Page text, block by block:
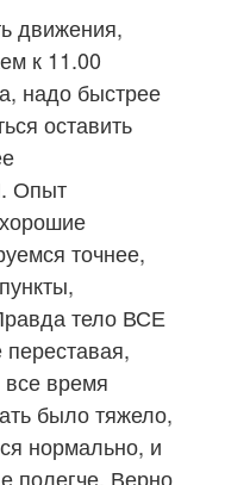
движения,
к 11.00
надо быстрее
оставить
Опыт
точнее,
тело ВСЕ
время
было тяжело,
нормально, и
полегче. Верно